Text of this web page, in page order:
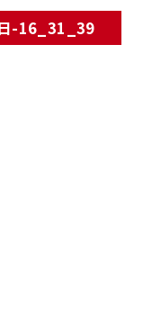
-16_31_39